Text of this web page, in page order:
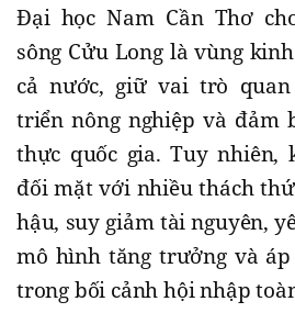
Đại học Nam Cần Thơ
sông Cửu Long là vùng
cả nước, giữ vai trò
triển nông nghiệp và đảm
thực quốc gia. Tuy nhiên,
đối mặt với nhiều thách
hậu, suy giảm tài nguyên,
mô hình tăng trưởng và
trong bối cảnh hội nhập